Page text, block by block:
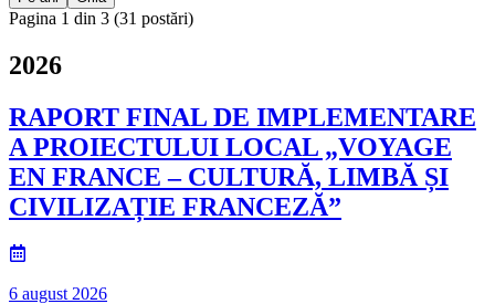
Pagina 1 din 3 (31 postări)
2026
RAPORT FINAL DE IMPLEMENTARE
A PROIECTULUI LOCAL „VOYAGE
EN FRANCE – CULTURĂ, LIMBĂ ȘI
CIVILIZAȚIE FRANCEZĂ”
6 august 2026